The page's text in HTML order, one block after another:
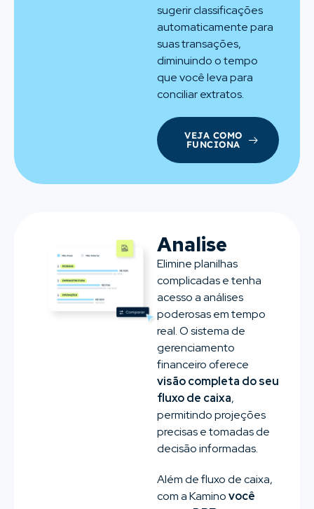
sugerir classificações
automaticamente para
suas transações,
diminuindo o tempo
que você leva para
conciliar extratos.
VEJA COMO
FUNCIONA
Analise
Elimine planilhas
complicadas e tenha
acesso a análises
poderosas em tempo
real. O sistema de
gerenciamento
financeiro oferece
visão completa do seu
fluxo de caixa,
permitindo projeções
precisas e tomadas de
decisão informadas.
Além de fluxo de caixa,
com a Kaminovocê